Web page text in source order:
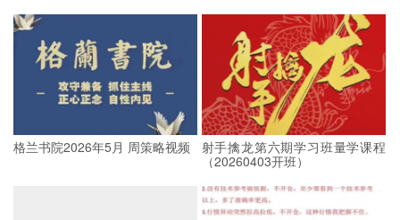
格兰书院2026年5月 周策略视频
射手擒龙第六期学习班量学课程
（20260403开班）